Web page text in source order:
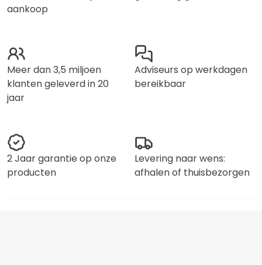
aankoop
Meer dan 3,5 miljoen
klanten geleverd in 20
jaar
Adviseurs op werkdagen
bereikbaar
2 Jaar garantie op onze
producten
Levering naar wens:
afhalen of thuisbezorgen